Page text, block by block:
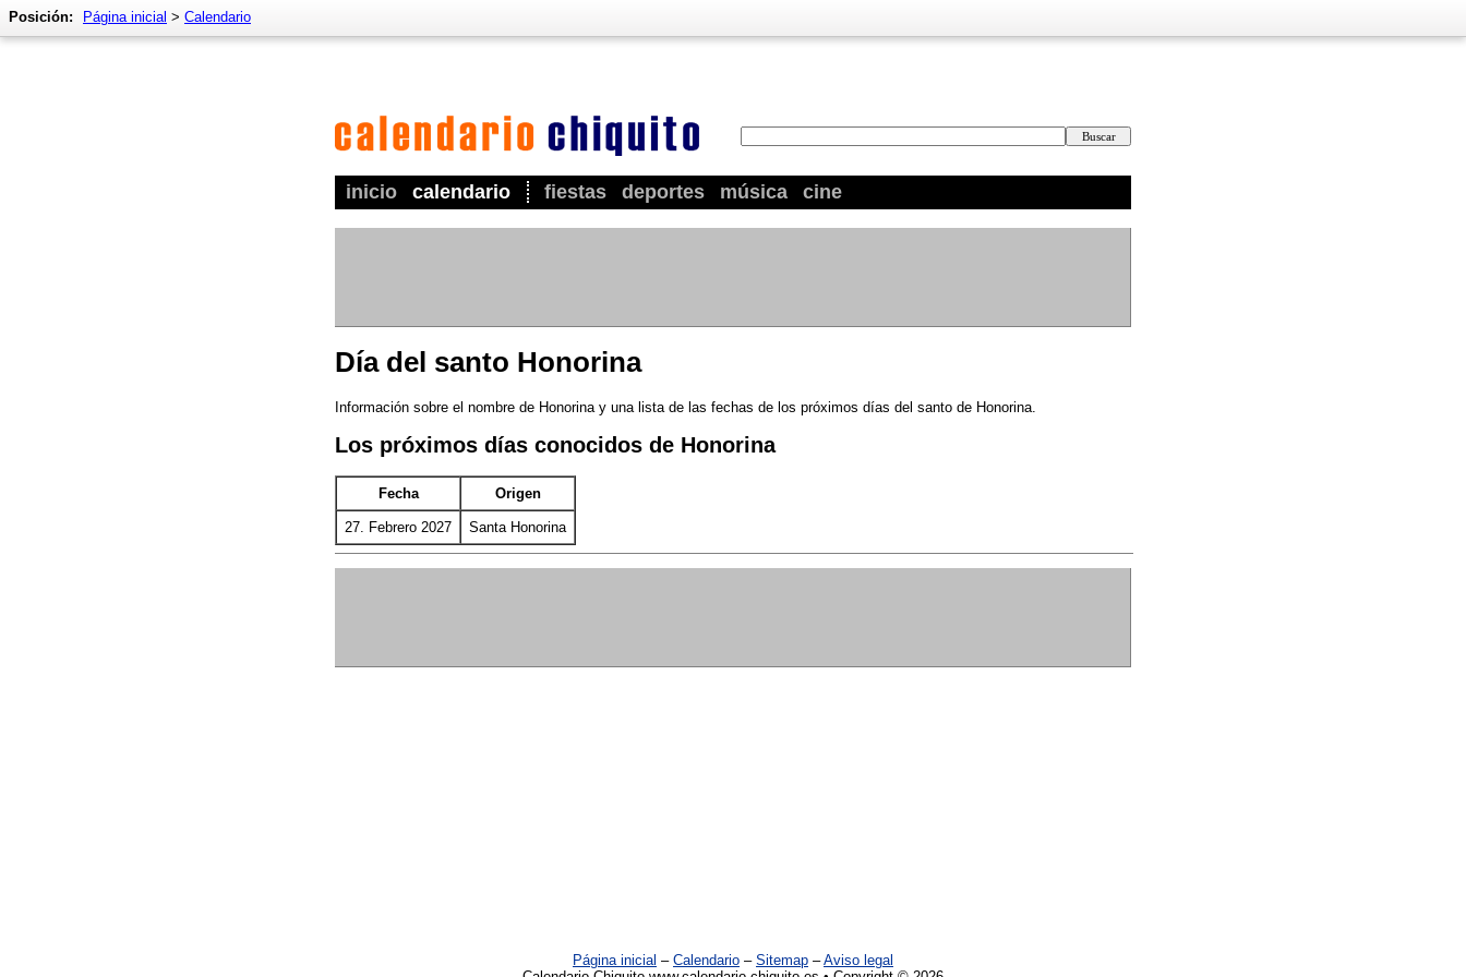
inicio calendario fiestas deportes música cine
Posición: Página inicial > Calendario
Día del santo Honorina
Información sobre el nombre de Honorina y una lista de las fechas de los próximos días del santo de Honorina.
Los próximos días conocidos de Honorina
Fecha Origen
27. Febrero 2027 Santa Honorina
Página inicial – Calendario – Sitemap –Aviso legal